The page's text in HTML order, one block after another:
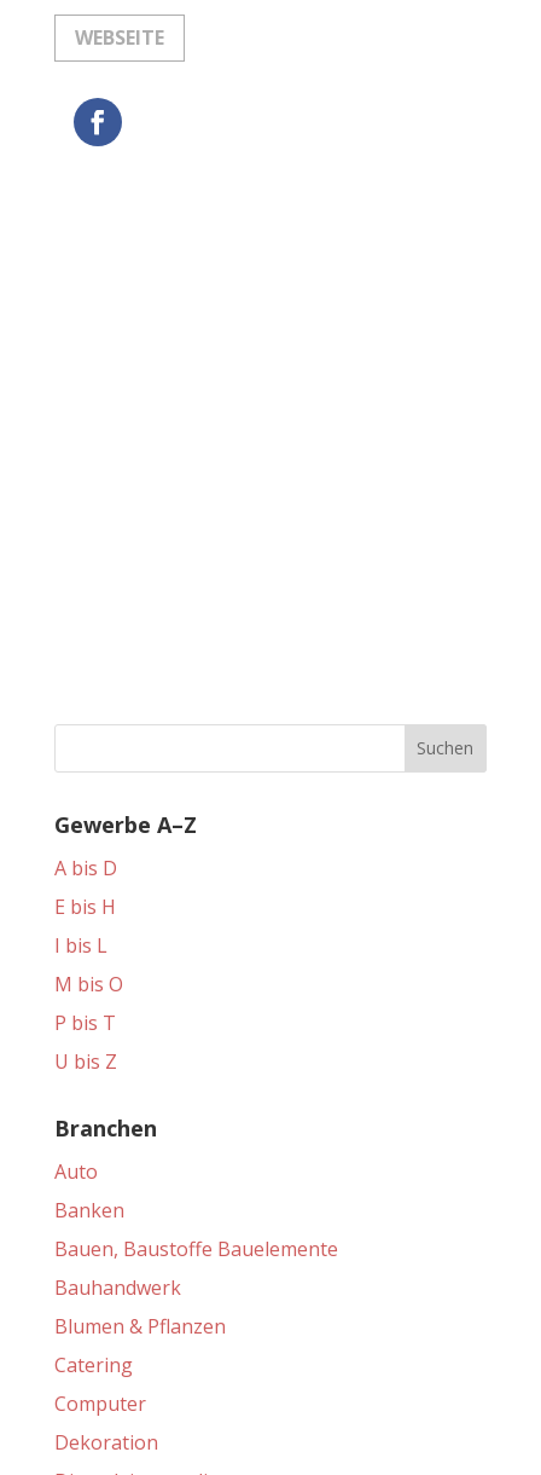
WEBSEITE
Gewerbe A–Z
A bis D
E bis H
I bis L
M bis O
P bis T
U bis Z
Branchen
Auto
Banken
Bauen, Baustoffe Bauelemente
Bauhandwerk
Blumen & Pflanzen
Catering
Computer
Dekoration